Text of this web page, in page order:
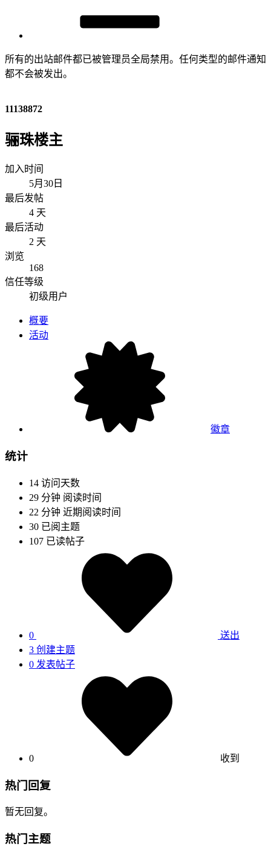
所有的出站邮件都已被管理员全局禁用。任何类型的邮件通知
都不会被发出。
11138872
骊珠楼主
加入时间
5月30日
最后发帖
4 天
最后活动
2 天
浏览
168
信任等级
初级用户
概要
活动
徽章
统计
14 访问天数
29 分钟 阅读时间
22 分钟 近期阅读时间
30 已阅主题
107 已读帖子
0
送出
3 创建主题
0 发表帖子
0 收到
热门回复
暂无回复。
热门主题